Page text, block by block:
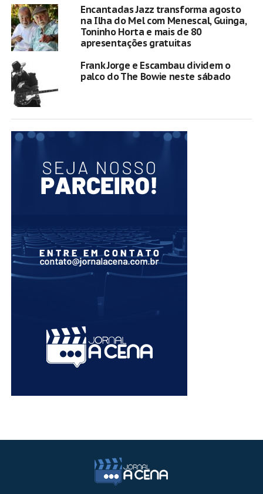
Encantadas Jazz transforma agosto
na Ilha do Mel com Menescal, Guinga,
Toninho Horta e mais de 80
apresentações gratuitas
Frank Jorge e Escambau dividem o
palco do The Bowie neste sábado